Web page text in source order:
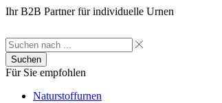
Ihr B2B Partner für individuelle Urnen
Suchen
Für Sie empfohlen
Naturstoffurnen